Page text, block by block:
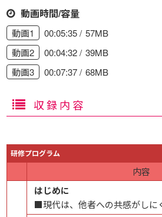
動画時間/容量
動画1 00:05:35
57MB
動画2
00:04:32
39MB
動画3
00:07:37 68MB
収録内容
研修プログラム
内容
はじめに
■現代は、他者への共感がしに